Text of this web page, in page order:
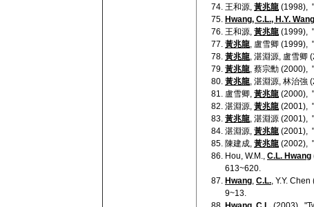
王和源, 黃兆龍 (1998),
Hwang, C.L., H.Y. Wang
王和源, 黃兆龍 (1999),
黃兆龍, 盧雪卿 (1999),
黃兆龍, 湛淵源, 盧雪卿
黃兆龍, 蔡宗勳 (2000),
黃兆龍, 湛淵源, 林治強
盧雪卿, 黃兆龍 (2000),
湛淵源, 黃兆龍 (2001),
黃兆龍, 湛淵源 (2001),
湛淵源, 黃兆龍 (2001),
陳建成, 黃兆龍 (2002),
Hou, W.M., C.L. Hwang
613~620.
Hwang, C.L., Y.Y.
9~13.